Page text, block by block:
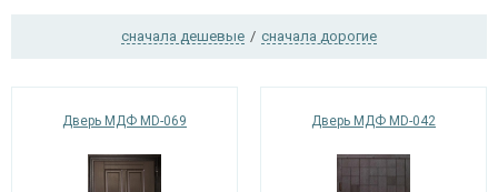
+7 (495) 409-24-70
сначала дешевые / сначала дорогие
Дверь МДФ MD-069 Дверь МДФ MD-042